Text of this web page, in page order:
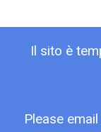
Il sito è
Please email